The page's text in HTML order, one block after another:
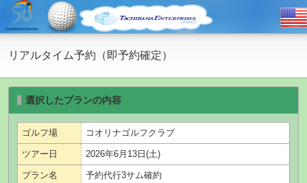
リアルタイム予約（即予約確定）
選択したプランの内容
ゴルフ場 コオリナゴルフクラブ
ツアー日 2026年6月13日(土)
プラン名 予約代行3サム確約